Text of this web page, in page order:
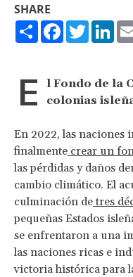
SHARE
ShareFacebook
Twitter
E
l Fondo de la
colonias
En 2022, las naciones
finalmente crear un
las pérdidas y daños
cambio climático. El
culminación de tres
pequeñas Estados
se enfrentaron a una
las naciones ricas e
victoria histórica para